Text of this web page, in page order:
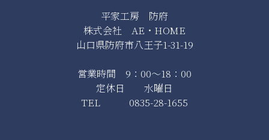
平家工房 防府
株式会社 AE・HOME
山口県防府市八王子1-31-19
営業時間 9：00～18：00
定休日 水曜日
TEL 0835-28-1655